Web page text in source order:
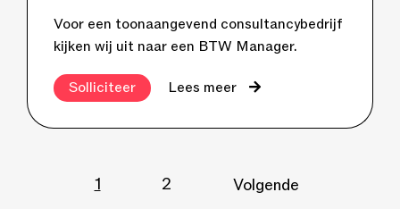
Voor een toonaangevend consultancybedrijf
kijken wij uit naar een BTW Manager.
Solliciteer Lees meer
1 2 Volgende